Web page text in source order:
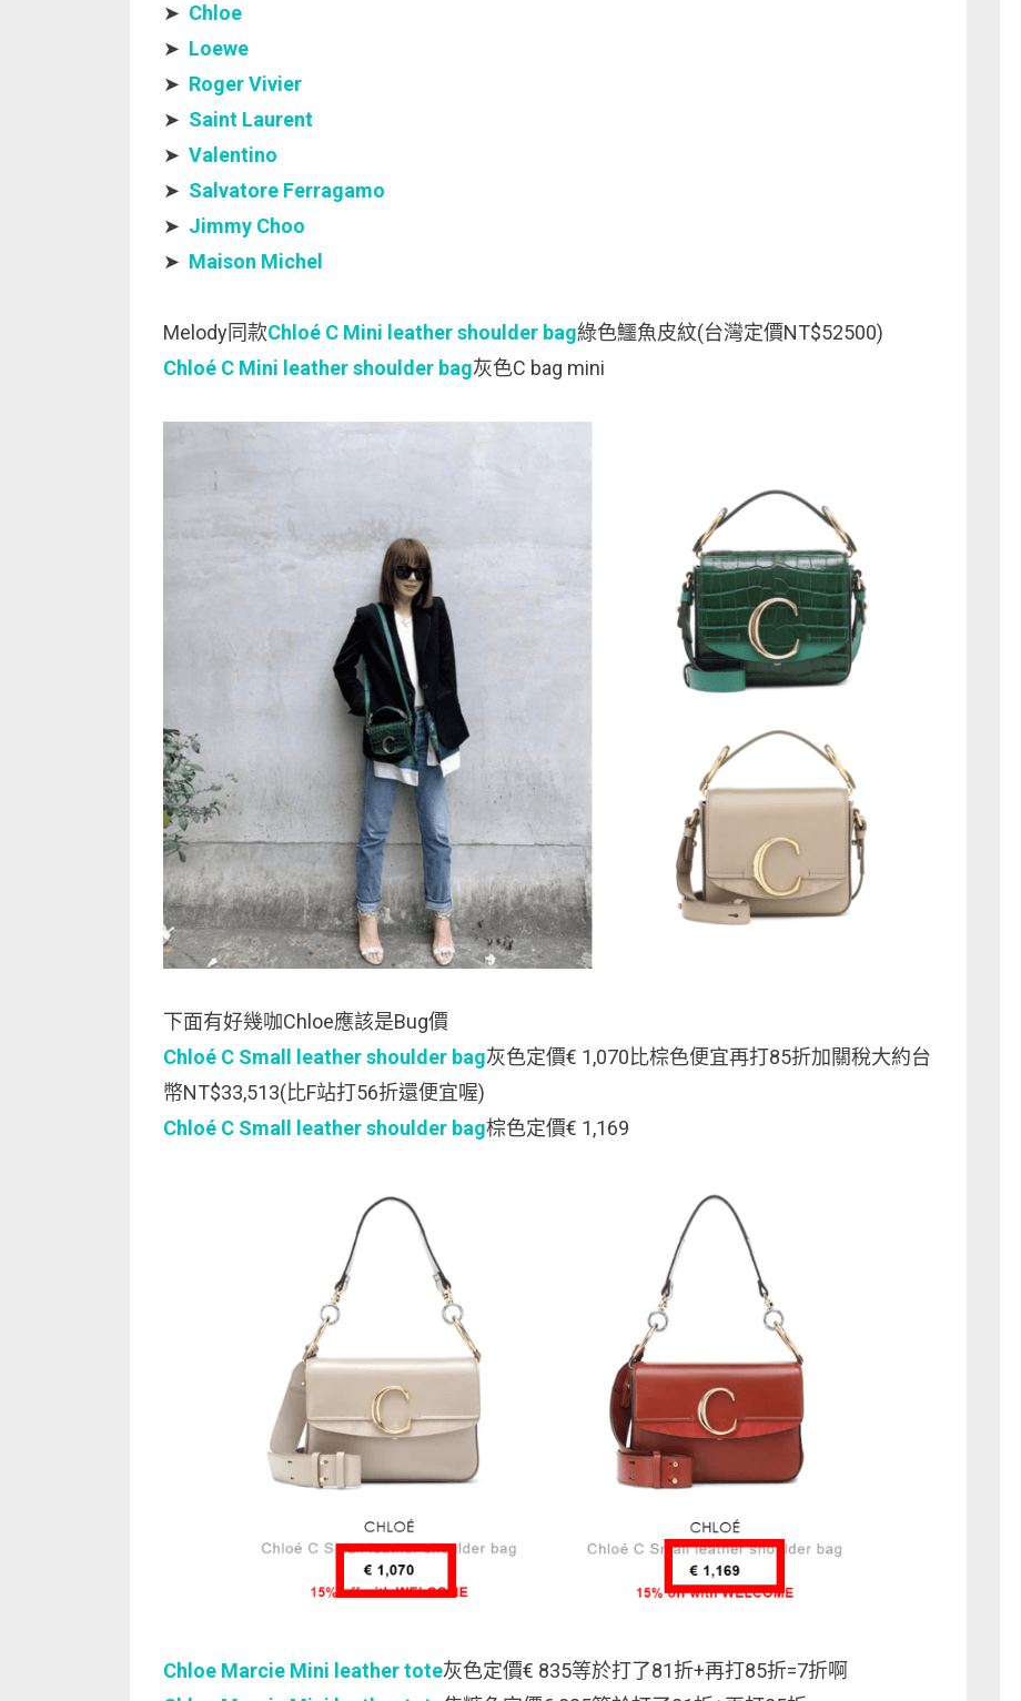
➤ Chloe
➤ Loewe
➤ Roger Vivier
➤ Saint Laurent
➤ Valentino
➤ Salvatore Ferragamo
➤ Jimmy Choo
➤ Maison Michel
Melody同款Chloé C Mini leather shoulder bag綠色鱷魚皮紋(台灣定價NT$52500)
Chloé C Mini leather shoulder bag灰色C bag mini
下面有好幾咖Chloe應該是Bug價
Chloé C Small leather shoulder bag灰色定價€ 1,070比棕色便宜再打85折加關稅大約台
幣NT$33,513(比F站打56折還便宜喔)
Chloé C Small leather shoulder bag棕色定價€ 1,169
Chloe Marcie Mini leather tote灰色定價€ 835等於打了81折+再打85折=7折啊